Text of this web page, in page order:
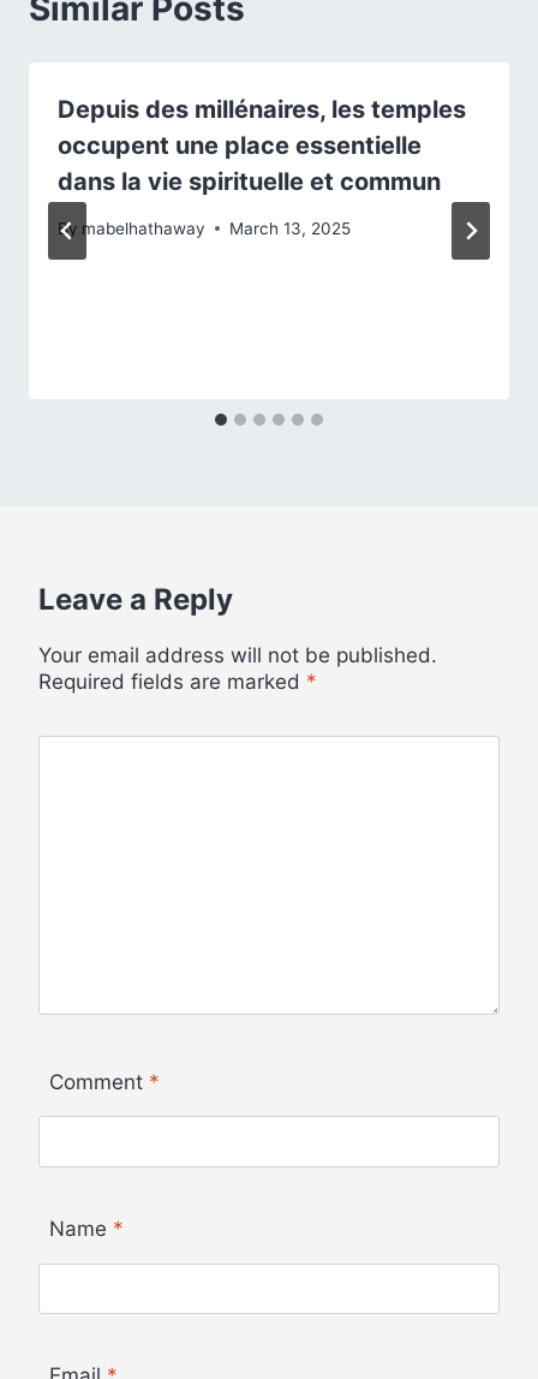
Similar Posts
Depuis des millénaires, les temples
occupent une place essentielle
dans la vie spirituelle et commun
By mabelhathaway March 13, 2025
Leave a Reply
Your email address will not be published.
Required fields are marked *
Comment *
Name *